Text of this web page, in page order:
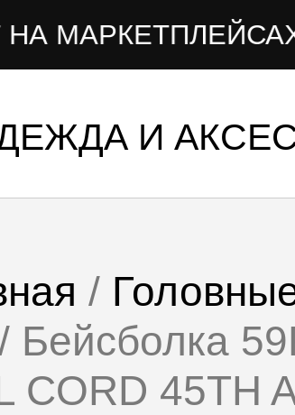
И
/
Бейсболка
CORD 45TH